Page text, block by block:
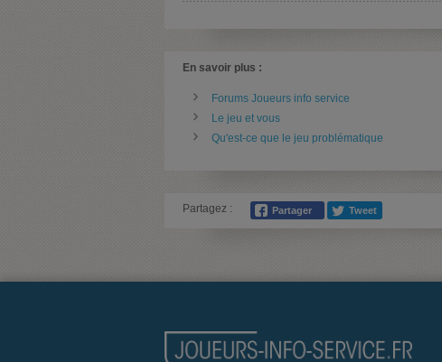
En savoir plus :
Forums Joueurs info service
Le jeu et vous
Qu'est-ce que le jeu problématique
Partagez :